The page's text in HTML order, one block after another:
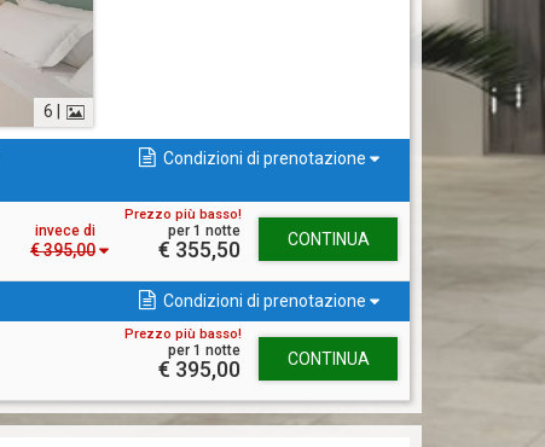
6 |
Condizioni di prenotazione
Prezzo più basso!
per 1 notte
€ 355,50
invece di
€ 395,00
CONTINUA
Condizioni di prenotazione
Prezzo più basso!
per 1 notte
€ 395,00 CONTINUA